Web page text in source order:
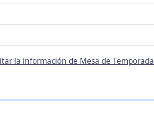
la información de Mesa de Temporada